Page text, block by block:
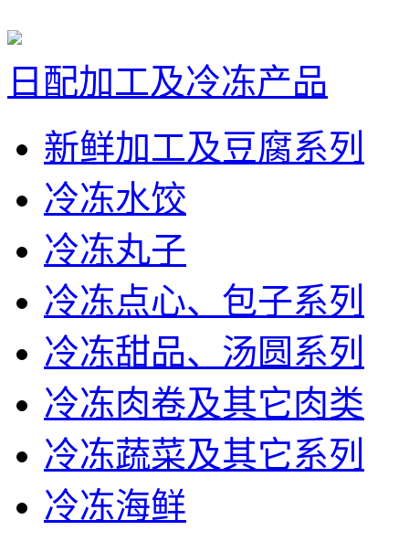
日配加工及冷冻产品
新鲜加工及豆腐系列
冷冻水饺
冷冻丸子
冷冻点心、包子系列
冷冻甜品、汤圆系列
冷冻肉卷及其它肉类
冷冻蔬菜及其它系列
冷冻海鲜